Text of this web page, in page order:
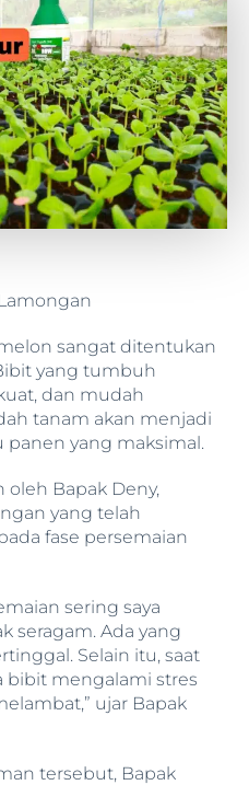
sangat ditentukan
yang tumbuh
dan mudah
tanam akan menjadi
yang maksimal.
oleh Bapak Deny,
yang telah
fase persemaian
sering saya
seragam. Ada yang
Selain itu, saat
bibit mengalami stres
ujar Bapak
tersebut, Bapak